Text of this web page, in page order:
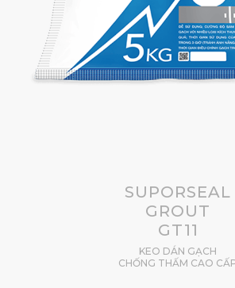
SUPORSEAL
GROUT
GT11
KEO DÁN GẠCH
CHỐNG THẤM CAO